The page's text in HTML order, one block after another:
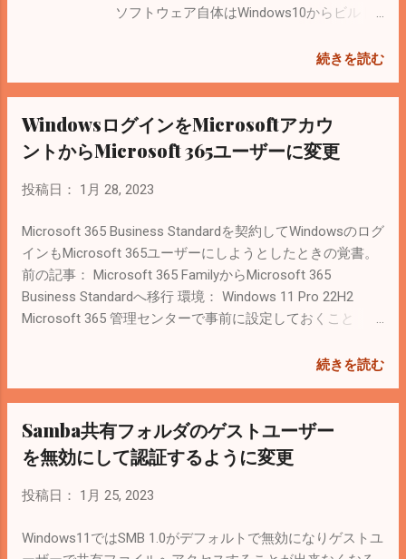
ソフトウェア自体はWindows10からビルト
とがない。 個人向けや法人向けのMicrosoft
違う。 基本的に「Microsoft Defender for 〇
〇」という名前。 「Microsoft 365
Defender」もある。。。 Microsoft公式サイ
トでも体系化されてなくて分かりづらい。
クラウド セキュリティ サービス | Microsoft
Defenderの違い Microsoft Defenderは
Microsoft社のセキュリティ対策関連サービ
スの総称。 Windows DefenderはWindows10
のウイルス対策ソフトの名称だった。 その
後、Windowsにおけるセキュリティ対策全
Defender ウイルス対策 - Wikipedia 近年は
対応しているので、「Microsoft Defender」
のブランド名で統一する様子。 参考： 担
当者がMicrosoft Defender for Endpointをわ
かりやすく解説！ - YouTube ３．エンドポ
イントとは？ エンドポイントは「ネットワ
介して繋がるサーバー、PC、タブレット、
続きを読む
WindowsログインをMicrosoftアカウ
ントからMicrosoft 365ユーザーに変更
投稿日： 1月 28, 2023
Microsoft 365 Business Standardを契約してWindowsのログ
インもMicrosoft 365ユーザーにしようとしたときの覚書。
前の記事： Microsoft 365 FamilyからMicrosoft 365
Business Standardへ移行 環境： Windows 11 Pro 22H2
Microsoft 365 管理センターで事前に設定しておくこと
変更 ユーザーのホームディレクトリが「C:\Users\（表示
※ パスに日本語が含まれているとおかしくなるアプリケー
ションの例）Adobe Premiere Pro ※ 日本語が入っていると
npm installが失敗する １．WindowsにMicrosoft 365ユーザ
ーでログイン Microsoftアカウント（個人アカウント）でロ
グインしたままで設定 設定 → アカウント → 職場または学
のデバイスをAzure Active Directoryに参加させる。
続きを読む
Samba共有フォルダのゲストユーザー
を無効にして認証するように変更
投稿日： 1月 25, 2023
Windows11ではSMB 1.0がデフォルトで無効になりゲストユ